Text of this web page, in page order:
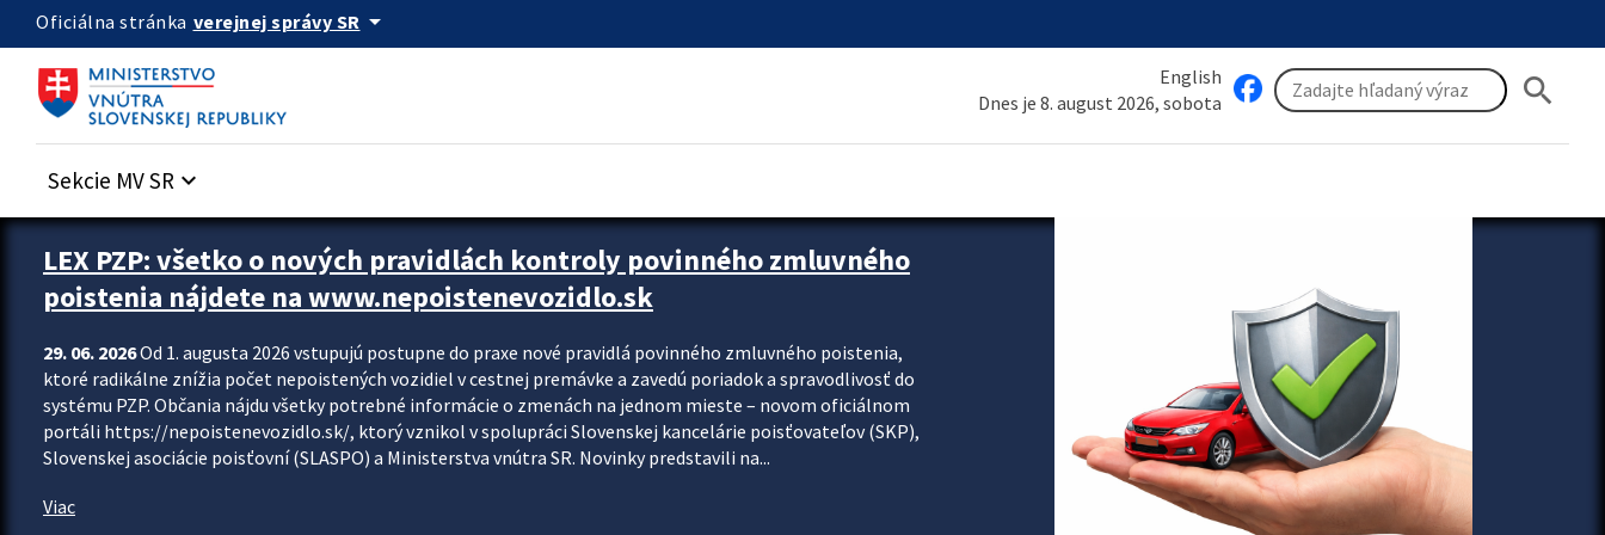
Preskocit na hlavný obsah
Oficiálna stránka verejnej správy SR arrow_drop_down
English
Dnes je 8. august 2026, sobota
search
Sekcie MV SR keyboard_arrow_down
Zastavit automatický posun upútavok
LEX PZP: všetko o nových pravidlách kontroly povinného zmluvného
poistenia nájdete na www.nepoistenevozidlo.sk
29. 06. 2026Od 1. augusta 2026 vstupujú postupne do praxe nové pravidlá povinného zmluvného poistenia,
ktoré radikálne znížia počet nepoistených vozidiel v cestnej premávke a zavedú poriadok a spravodlivosť do
systému PZP. Občania nájdu všetky potrebné informácie o zmenách na jednom mieste – novom oficiálnom
portáli https://nepoistenevozidlo.sk/, ktorý vznikol v spolupráci Slovenskej kancelárie poisťovateľov (SKP),
Slovenskej asociácie poisťovní (SLASPO) a Ministerstva vnútra SR. Novinky predstavili na...
Viac